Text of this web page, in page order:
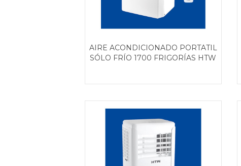
AIRE ACONDICIONADO PORTATIL
SÓLO FRÍO 1700 FRIGORÍAS HTW